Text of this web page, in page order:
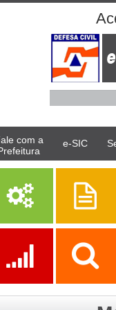
com a
e-SIC
Serviços Publicações